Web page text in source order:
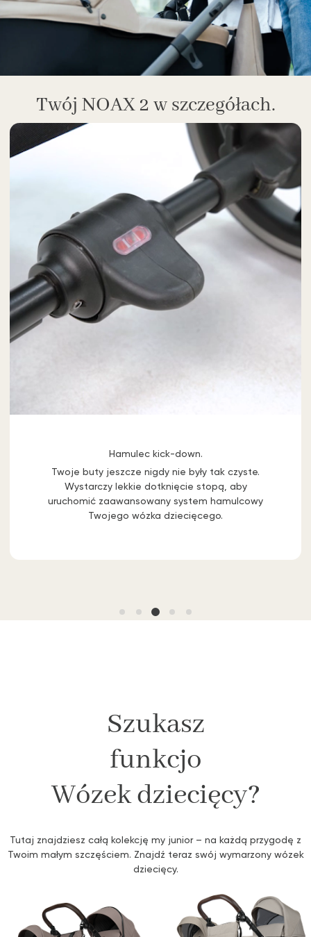
Twój NOAX 2 w szczegółach.
Hamulec kick-down.
Twoje buty jeszcze nigdy nie były tak czyste.
Wystarczy lekkie dotknięcie stopą, aby
uruchomić zaawansowany system hamulcowy
Twojego wózka dziecięcego.
Szukasz
nkcjonal
Wózek dziecięcy?
Tutaj znajdziesz całą kolekcję my junior – na każdą przygodę z
Twoim małym szczęściem. Znajdź teraz swój wymarzony wózek
dziecięcy.